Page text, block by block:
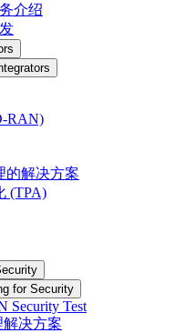
介绍
RAN)
的解决方案
(TPA)
for Security
Security Test
决方案